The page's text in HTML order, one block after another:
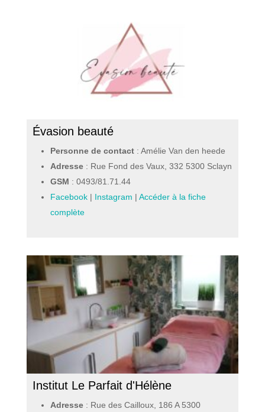
Évasion beauté
Personne de contact: Amélie Van den heede
Adresse: Rue Fond des Vaux, 332 5300 Sclayn
GSM : 0493/81.71.44
Facebook| Instagram | Accéder à la fiche
complète
Institut Le Parfait d'Hélène
Adresse: Rue des Cailloux, 186 A 5300